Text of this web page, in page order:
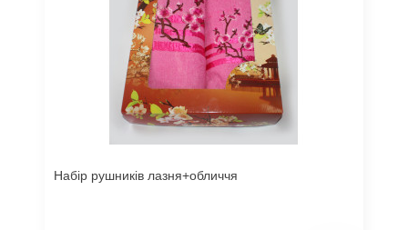
Набір рушників лазня+обличчя